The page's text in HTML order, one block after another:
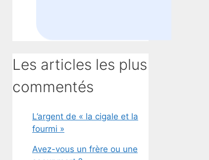
Les articles les plus
commentés
L’argent de « la cigale et la
fourmi »
Avez-vous un frère ou une